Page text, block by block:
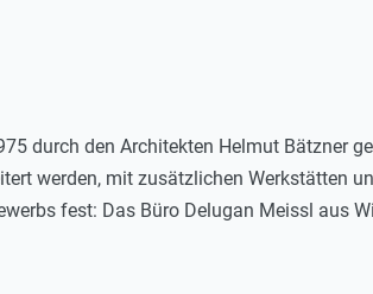
durch den Architekten Helmut Bätzner
werden, mit zusätzlichen Werkstätten
fest: Das Büro Delugan Meissl aus